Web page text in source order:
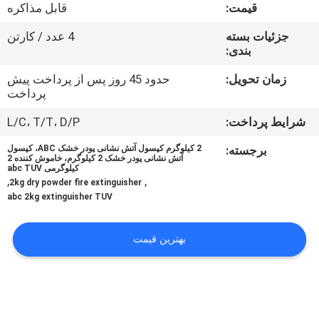
ما
تماس
قیمت:
قابل مذاکره
جزئیات بسته
بندی:
4 عدد / کارتن
زمان تحویل:
حدود 45 روز پس از پرداخت پیش
پرداخت
شرایط پرداخت:
L/C، T/T، D/P
برجسته:
2 کیلوگرم کپسول آتش نشانی پودر خشک ABC، کپسول
آتش نشانی پودر خشک 2 کیلوگرم، خاموش کننده 2
کیلوگرمی abc TUV
,
2kg dry powder fire extinguisher
,
abc 2kg extinguisher TUV
بهترین قیمت